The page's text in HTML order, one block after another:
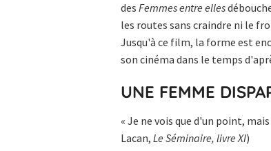
des Femmes entre elles
les routes sans craindre ni le
Jusqu'à ce film, la forme est
son cinéma dans le temps
UNE FEMME
« Je ne vois que d'un point,
Lacan, Le Séminaire, livre XI)